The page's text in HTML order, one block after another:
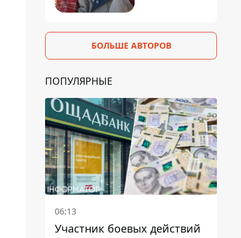
БОЛЬШЕ АВТОРОВ
ПОПУЛЯРНЫЕ
06:13
Участник боевых действий